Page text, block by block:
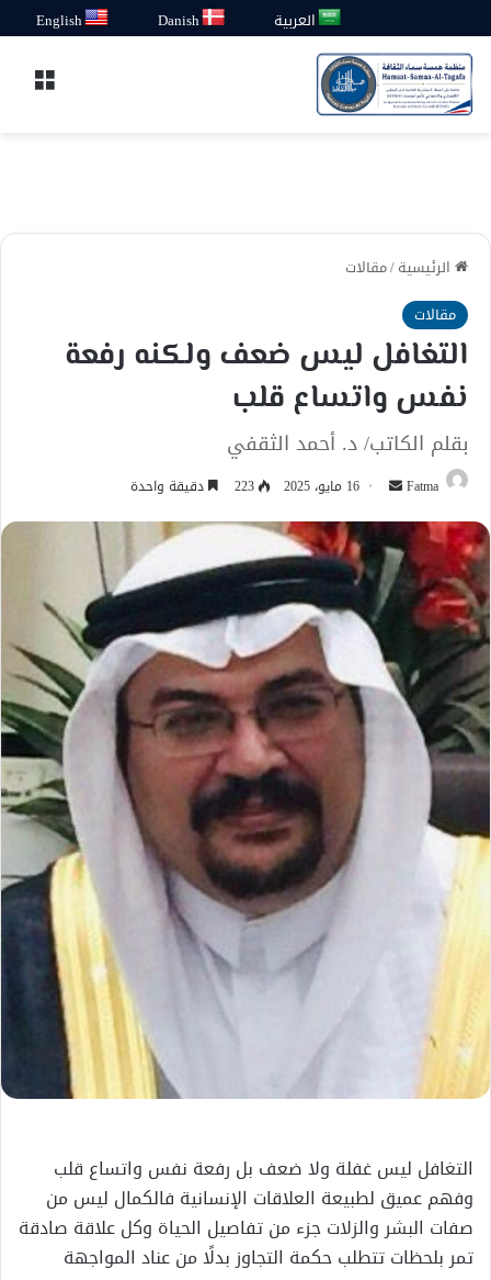
العربية Danish
English
الرئيسية/مقالات
مقالات
التغافل ليس ضعف ولكنه رفعة
نفس واتساع قلب
بقلم الكاتب/ د. أحمد الثقفي
Fatma
أرسل
إلكترونيا
16 مايو، 2025 223 دقيقة واحدة
التغافل ليس غفلة ولا ضعف بل رفعة نفس واتساع قلب
وفهم عميق لطبيعة العلاقات الإنسانية فالكمال ليس من
صفات البشر والزلات جزء من تفاصيل الحياة وكل علاقة صادقة
تمر بلحظات تتطلب حكمة التجاوز بدلًا من عناد المواجهة